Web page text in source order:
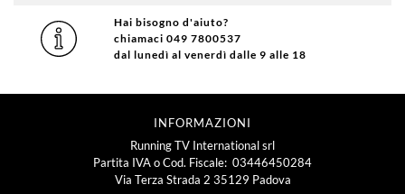
Hai bisogno d'aiuto?
chiamaci 049 7800537
dal lunedì al venerdì dalle 9 alle 18
INFORMAZIONI
Running TV International srl
Partita IVA o Cod. Fiscale: 03446450284
Via Terza Strada 2 35129 Padova